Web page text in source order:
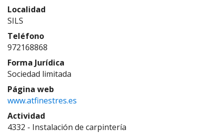
Localidad
SILS
Teléfono
972168868
Forma Jurídica
Sociedad limitada
Página web
www.atfinestres.es
Actividad
4332 - Instalación de carpintería